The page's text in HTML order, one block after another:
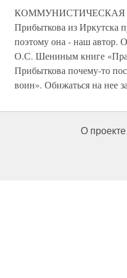
КОММУНИСТИЧЕСКАЯ
Прибыткова из Иркутска
поэтому она - наш автор.
О.С. Шениным книге
Прибыткова почему-то
воин». Обижаться на нее
О проекте